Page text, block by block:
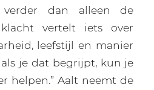
dan alleen de
klacht vertelt iets over
leefstijl en manier
als je dat begrijpt, kun je
helpen.” Aalt neemt de